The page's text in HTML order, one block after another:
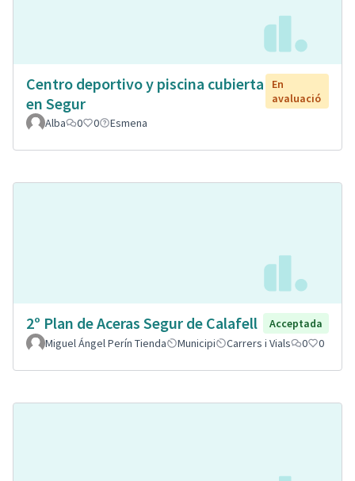
Centro deportivo y piscina cubierta
en Segur
En
avaluació
Alba
0 0 Esmena
2º Plan de Aceras Segur de Calafell
Acceptada
Miguel Ángel Perín Tienda
Municipi Carrers i Vials 0 0